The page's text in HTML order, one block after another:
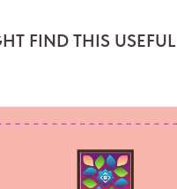
FIND THIS USEFUL
PRIVACY POLICY
© 2025 Marinika
All rights reserved